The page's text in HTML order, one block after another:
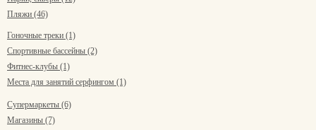
Пляжи (46)
Гоночные треки (1)
Спортивные бассейны (2)
Фитнес-клубы (1)
Места для занятий серфингом (1)
Супермаркеты (6)
Магазины (7)